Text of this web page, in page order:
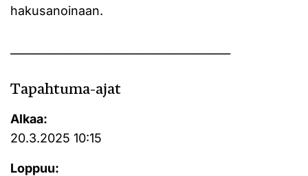
hakusanoinaan.
Tapahtuma-ajat
Alkaa:
20.3.2025 10:15
Loppuu: